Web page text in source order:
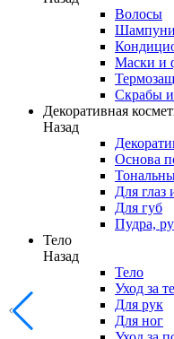
Волосы
Шампуни
Маски и
Скрабы
Декоративная
Назад
Основа
Для глаз
Для губ
Пудра,
Тело
Назад
Тело
Уход за
Для рук
Для ног